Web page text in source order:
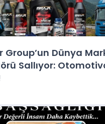
Dünya
Sallıyor: